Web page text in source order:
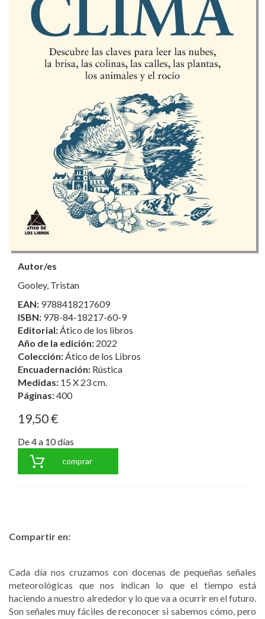
Autor/es
Gooley, Tristan
EAN: 9788418217609
ISBN: 978-84-18217-60-9
Editorial:Ático de los libros
Año de la edición: 2022
Colección:Ático de los Libros
Encuadernación: Rústica
Medidas: 15 X 23 cm.
Páginas:400
19,50 €
De 4 a 10 días
comprar
Compartir en:
Cada día nos cruzamos con docenas de pequeñas señales
meteorológicas que nos indican lo que el tiempo está
haciendo a nuestro alrededor y lo que va a ocurrir en el futuro.
Son señales muy fáciles de reconocer si sabemos cómo, pero